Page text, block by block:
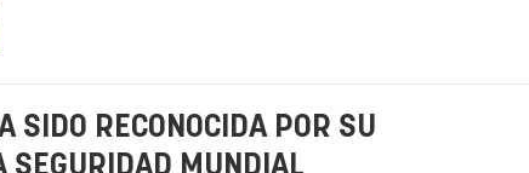
SIDO RECONOCIDA POR SU
SEGURIDAD MUNDIAL